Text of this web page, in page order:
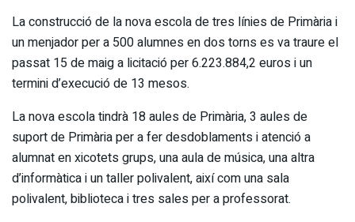
La construcció de la nova escola de tres línies de Primària i
un menjador per a 500 alumnes en dos torns es va traure el
passat 15 de maig a licitació per 6.223.884,2 euros i un
termini d’execució de 13 mesos.
La nova escola tindrà 18 aules de Primària, 3 aules de
suport de Primària per a fer desdoblaments i atenció a
alumnat en xicotets grups, una aula de música, una altra
d’informàtica i un taller polivalent, així com una sala
polivalent, biblioteca i tres sales per a professorat.